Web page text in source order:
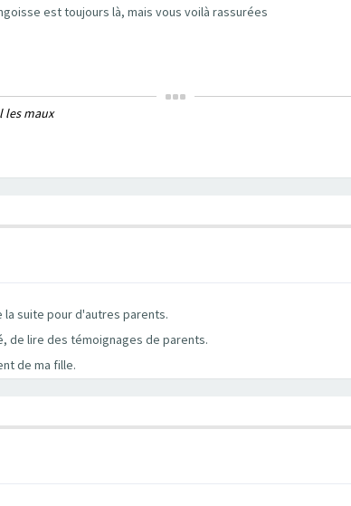
est toujours là, mais vous voilà rassurées
les maux
suite pour d'autres parents.
de lire des témoignages de parents.
de ma fille.